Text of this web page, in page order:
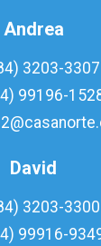
Andrea
3203-3307
99196-
David
3203-3300
99916-